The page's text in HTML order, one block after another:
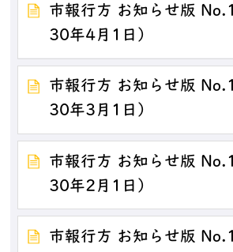
市報行方 お知らせ版
30年4月1日）
市報行方 お知らせ版
30年3月1日）
市報行方 お知らせ版
30年2月1日）
市報行方 お知らせ版